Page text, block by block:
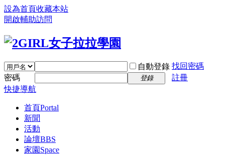
設為首頁收藏本站
開啟輔助訪問
自動登錄 找回密碼
密碼
登錄
註冊
快捷導航
首頁Portal
新聞
活動
論壇BBS
家園 Space